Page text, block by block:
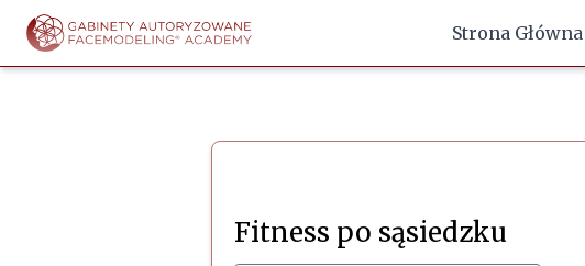
Strona Główna
Fitness po sąsiedzku